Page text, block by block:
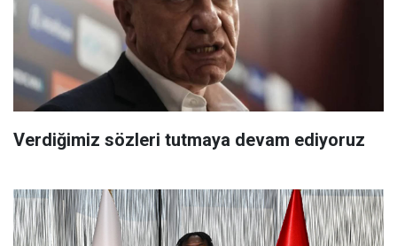
Verdiğimiz sözleri tutmaya devam ediyoruz